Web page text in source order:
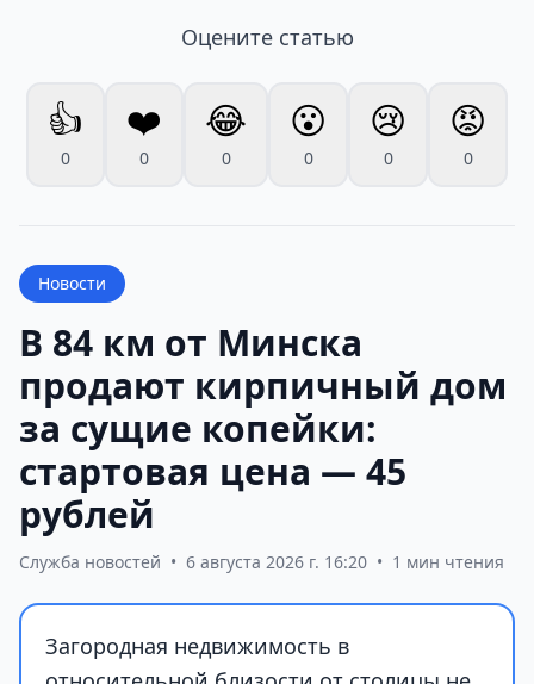
Оцените статью
👍
0
❤️
0
😂
0
😮
0
😢
0
😡
0
Новости
В 84 км от Минска
продают кирпичный дом
за сущие копейки:
стартовая цена — 45
рублей
Служба новостей • 6 августа 2026 г. 16:20 • 1 мин чтения
Загородная недвижимость в